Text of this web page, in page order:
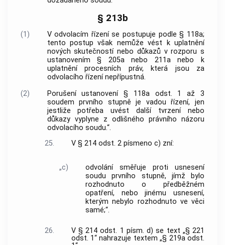
§ 213b
(1)
V odvolacím řízení se postupuje podle § 118a;
tento postup však nemůže vést k uplatnění
nových skutečností nebo důkazů v rozporu s
ustanovením § 205a nebo 211a nebo k
uplatnění procesních práv, která jsou za
odvolacího řízení nepřípustná.
(2)
Porušení ustanovení § 118a odst. 1 až 3
soudem prvního stupně je vadou řízení, jen
jestliže potřeba uvést další tvrzení nebo
důkazy vyplyne z odlišného právního názoru
odvolacího soudu.“.
25.
V § 214 odst. 2 písmeno c) zní:
„c)
odvolání směřuje proti usnesení
soudu prvního stupně, jímž bylo
rozhodnuto o předběžném
opatření, nebo jinému usnesení,
kterým nebylo rozhodnuto ve věci
samé;“.
26.
V § 214 odst. 1 písm. d) se text „§ 221
odst. 1“ nahrazuje textem „§ 219a odst.